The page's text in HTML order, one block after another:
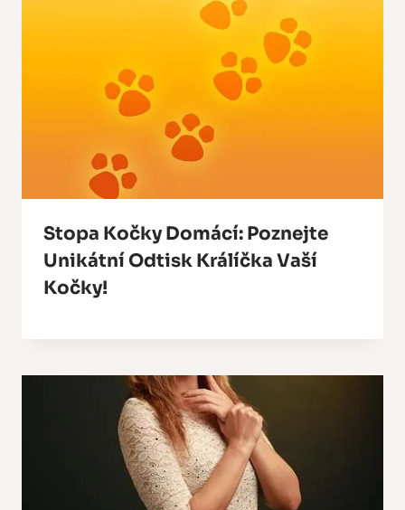
Stopa Kočky Domácí: Poznejte
Unikátní Odtisk Králíčka Vaší
Kočky!